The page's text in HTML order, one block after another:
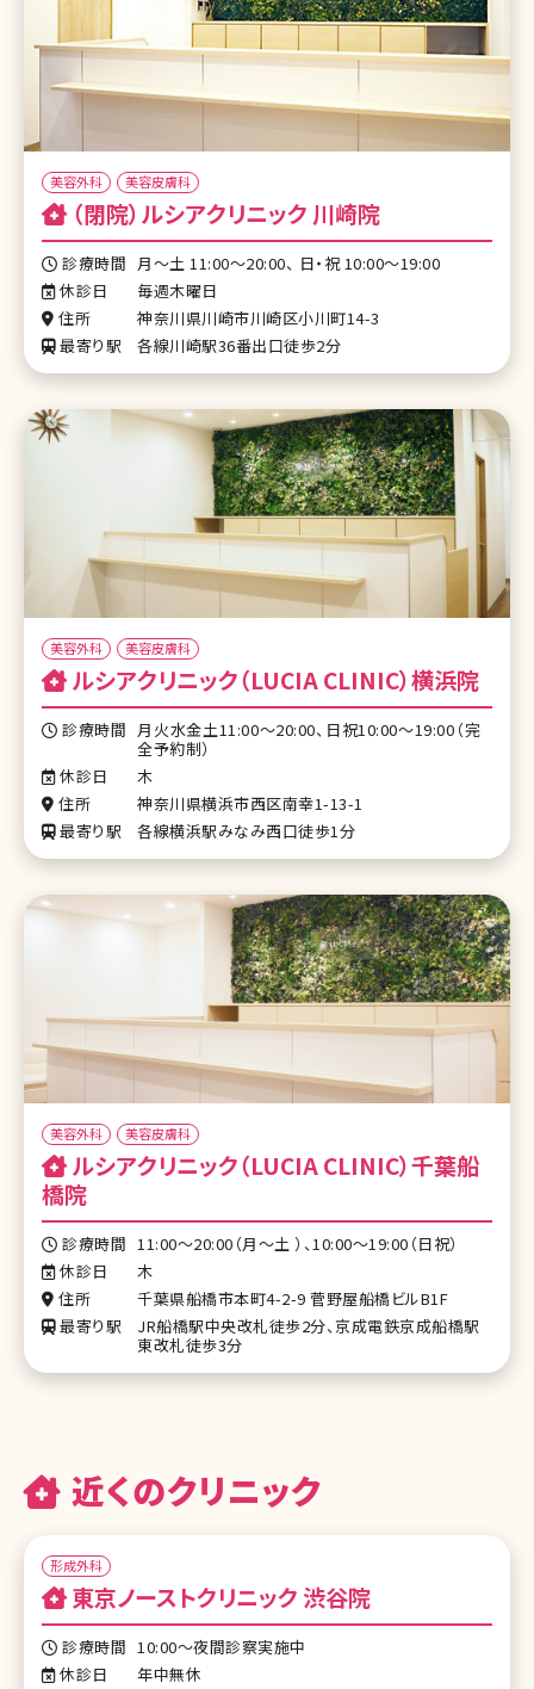
美容外科 美容皮膚科
（閉院）ルシアクリニック 川崎院
診療時間 月〜土 11:00～20:00、 日・祝 10:00～19:00
休診日
毎週木曜日
住所
神奈川県川崎市川崎区小川町14-3
最寄り駅
各線川崎駅36番出口徒歩2分
美容外科 美容皮膚科
ルシアクリニック（LUCIA CLINIC）横浜院
診療時間 月火水金土11:00～20:00、日祝10:00～19:00（完
全予約制）
休診日
木
住所
神奈川県横浜市西区南幸1-13-1
最寄り駅
各線横浜駅みなみ西口徒歩1分
美容外科 美容皮膚科
橋院
診療時間 11:00～20:00（月〜土 ）、10:00～19:00（日祝）
休診日
木
住所
千葉県船橋市本町4-2-9 菅野屋船橋ビルB1F
最寄り駅
JR船橋駅中央改札徒歩2分、京成電鉄京成船橋駅
東改札徒歩3分
近くのクリニック
形成外科
東京ノーストクリニック 渋谷院
診療時間 10:00～夜間診察実施中
休診日
年中無休